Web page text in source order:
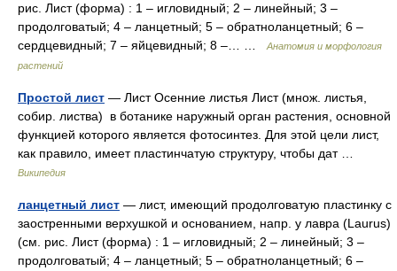
рис. Лист (форма) : 1 – игловидный; 2 – линейный; 3 –
продолговатый; 4 – ланцетный; 5 – обратноланцетный; 6 –
сердцевидный; 7 – яйцевидный; 8 –… …
Анатомия и морфология
растений
Простой лист — Лист Осенние листья Лист (множ. листья,
собир. листва) в ботанике наружный орган растения, основной
функцией которого является фотосинтез. Для этой цели лист,
как правило, имеет пластинчатую структуру, чтобы дат …
Википедия
ланцетный лист — лист, имеющий продолговатую пластинку с
заостренными верхушкой и основанием, напр. у лавра (Laurus)
(см. рис. Лист (форма) : 1 – игловидный; 2 – линейный; 3 –
продолговатый; 4 – ланцетный; 5 – обратноланцетный; 6 –